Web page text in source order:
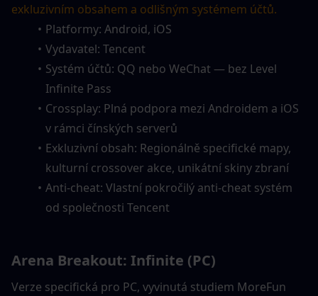
exkluzivním obsahem a odlišným systémem účtů.
Platformy: Android, iOS
Vydavatel: Tencent
Systém účtů: QQ nebo WeChat — bez Level
Infinite Pass
Crossplay: Plná podpora mezi Androidem a iOS
v rámci čínských serverů
Exkluzivní obsah: Regionálně specifické mapy,
kulturní crossover akce, unikátní skiny zbraní
Anti-cheat: Vlastní pokročilý anti-cheat systém
od společnosti Tencent
Arena Breakout: Infinite (PC)
Verze specifická pro PC, vyvinutá studiem MoreFun